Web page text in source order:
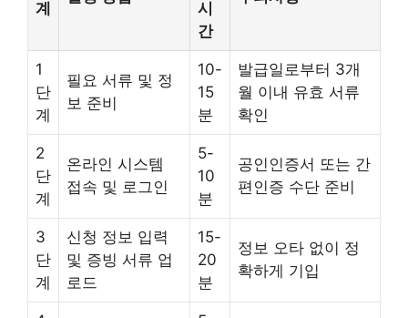
계
시
간
1
단
계
필요 서류 및 정
보 준비
10-
15
분
발급일로부터 3개
월 이내 유효 서류
확인
2
단
계
온라인 시스템
접속 및 로그인
5-
10
분
공인인증서 또는 간
편인증 수단 준비
3
단
계
신청 정보 입력
및 증빙 서류 업
로드
15-
20
분
정보 오타 없이 정
확하게 기입